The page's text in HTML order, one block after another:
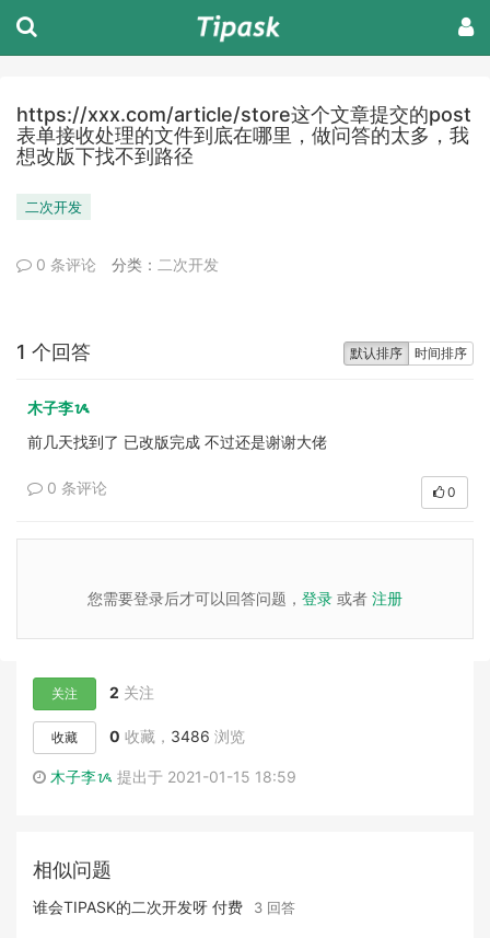
https://xxx.com/article/store这个文章提交的post
表单接收处理的文件到底在哪里，做问答的太多，我
想改版下找不到路径
二次开发
0 条评论 分类： 二次开发
默认排序 时间排序
1 个回答
木子李ᝰ
前几天找到了 已改版完成 不过还是谢谢大佬
0 条评论 0
您需要登录后才可以回答问题， 登录 或者 注册
关注 2 关注
收藏 0 收藏， 3486 浏览
木子李ᝰ 提出于 2021-01-15 18:59
相似问题
谁会TIPASK的二次开发呀 付费 3 回答